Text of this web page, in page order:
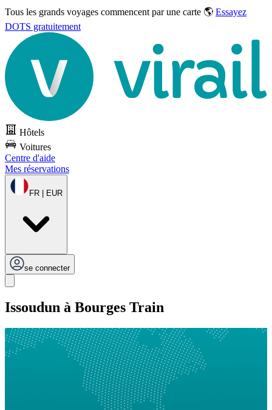
Tous les grands voyages commencent par une carte 🌎 Essayez
DOTS gratuitement
Hôtels
Voitures
Centre d'aide
Mes réservations
FR | EUR
se connecter
Issoudun à Bourges Train